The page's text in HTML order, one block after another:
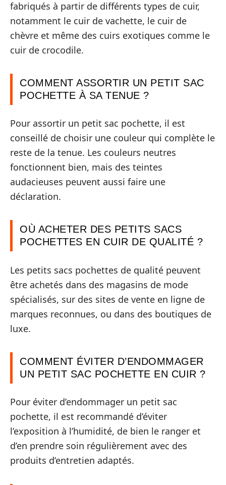
fabriqués à partir de différents types de cuir,
notamment le cuir de vachette, le cuir de
chèvre et même des cuirs exotiques comme le
cuir de crocodile.
COMMENT ASSORTIR UN PETIT SAC
POCHETTE À SA TENUE ?
Pour assortir un petit sac pochette, il est
conseillé de choisir une couleur qui complète le
reste de la tenue. Les couleurs neutres
fonctionnent bien, mais des teintes
audacieuses peuvent aussi faire une
déclaration.
OÙ ACHETER DES PETITS SACS
POCHETTES EN CUIR DE QUALITÉ ?
Les petits sacs pochettes de qualité peuvent
être achetés dans des magasins de mode
spécialisés, sur des sites de vente en ligne de
marques reconnues, ou dans des boutiques de
luxe.
COMMENT ÉVITER D’ENDOMMAGER
UN PETIT SAC POCHETTE EN CUIR ?
Pour éviter d’endommager un petit sac
pochette, il est recommandé d’éviter
l’exposition à l’humidité, de bien le ranger et
d’en prendre soin régulièrement avec des
produits d’entretien adaptés.